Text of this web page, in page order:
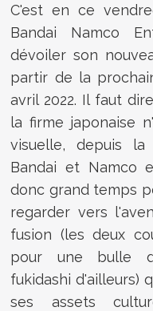
C'est en ce
Bandai Namco
dévoiler son
partir de la
avril 2022. Il faut
la firme japonaise
visuelle, depuis
Bandai et Namco
donc grand temps
regarder vers
fusion (les deux
pour une bulle
fukidashi d'ailleurs)
ses assets